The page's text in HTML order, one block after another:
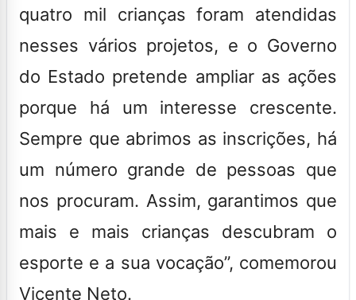
quatro mil crianças foram atendidas
nesses vários projetos, e o Governo
do Estado pretende ampliar as ações
porque há um interesse crescente.
Sempre que abrimos as inscrições, há
um número grande de pessoas que
nos procuram. Assim, garantimos que
mais e mais crianças descubram o
esporte e a sua vocação”, comemorou
Vicente Neto.